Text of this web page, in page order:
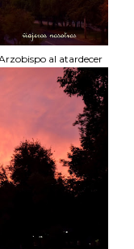
al atardecer